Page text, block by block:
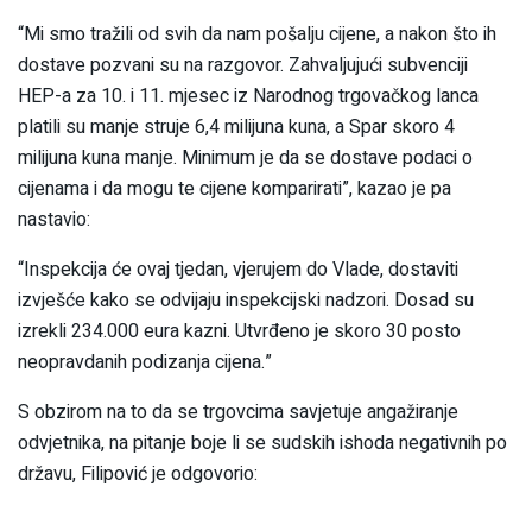
“Mi smo tražili od svih da nam pošalju cijene, a nakon što ih
dostave pozvani su na razgovor. Zahvaljujući subvenciji
HEP-a za 10. i 11. mjesec iz Narodnog trgovačkog lanca
platili su manje struje 6,4 milijuna kuna, a Spar skoro 4
milijuna kuna manje. Minimum je da se dostave podaci o
cijenama i da mogu te cijene komparirati”, kazao je pa
nastavio:
“Inspekcija će ovaj tjedan, vjerujem do Vlade, dostaviti
izvješće kako se odvijaju inspekcijski nadzori. Dosad su
izrekli 234.000 eura kazni. Utvrđeno je skoro 30 posto
neopravdanih podizanja cijena.”
S obzirom na to da se trgovcima savjetuje angažiranje
odvjetnika, na pitanje boje li se sudskih ishoda negativnih po
državu, Filipović je odgovorio: